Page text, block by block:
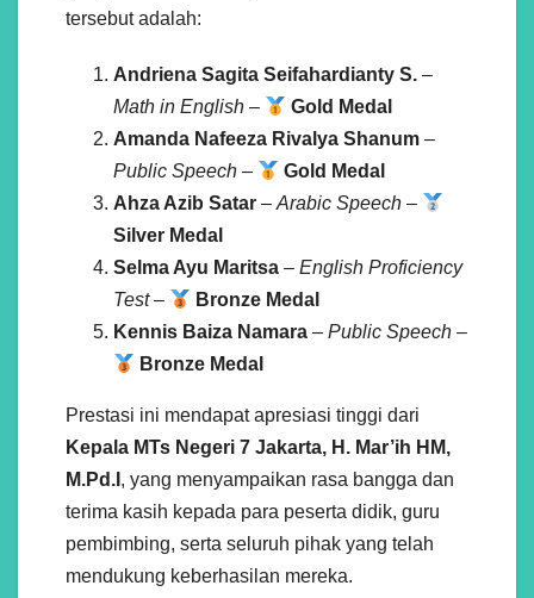
tersebut adalah:
Andriena Sagita Seifahardianty S. –
Math in English –
Gold Medal
Amanda Nafeeza Rivalya Shanum –
Public Speech –
Gold Medal
Ahza Azib Satar – Arabic Speech –
Silver Medal
Selma Ayu Maritsa – English Proficiency
Test–
Bronze Medal
Kennis Baiza Namara – Public Speech –
Bronze Medal
Prestasi ini mendapat apresiasi tinggi dari
Kepala MTs Negeri 7 Jakarta, H. Mar’ih HM,
M.Pd.I , yang menyampaikan rasa bangga dan
terima kasih kepada para peserta didik, guru
pembimbing, serta seluruh pihak yang telah
mendukung keberhasilan mereka.